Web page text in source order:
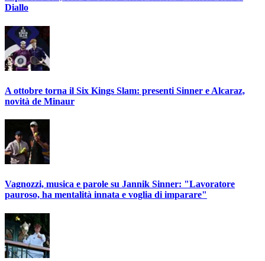
Diallo
A ottobre torna il Six Kings Slam: presenti Sinner e Alcaraz,
novità de Minaur
Vagnozzi, musica e parole su Jannik Sinner: "Lavoratore
pauroso, ha mentalità innata e voglia di imparare"